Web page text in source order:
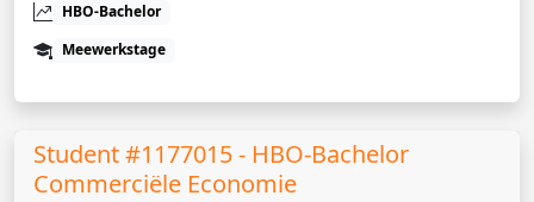
HBO-Bachelor
Meewerkstage
Student #1177015 - HBO-Bachelor
Commerciële Economie